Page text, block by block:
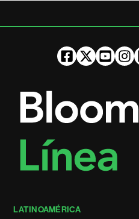
LATINOAMÉRICA